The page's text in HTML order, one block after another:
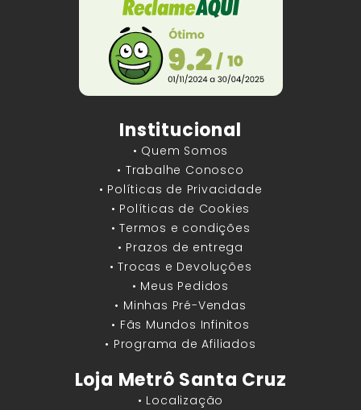
Institucional
• Quem Somos
• Trabalhe Conosco
• Políticas de Privacidade
• Políticas de Cookies
• Termos e condições
• Prazos de entrega
• Trocas e Devoluções
• Meus Pedidos
• Minhas Pré-Vendas
• Fãs Mundos Infinitos
• Programa de Afiliados
Loja Metrô Santa Cruz
• Localização